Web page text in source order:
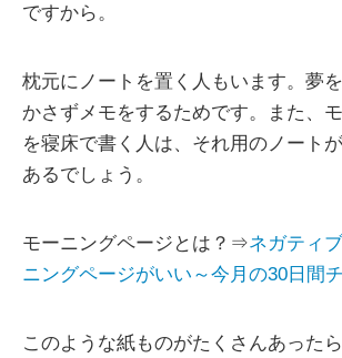
ですから。
枕元にノートを置く人もいます。夢
かさずメモをするためです。また、
を寝床で書く人は、それ用のノート
あるでしょう。
モーニングページとは？⇒ネガティ
ニングページがいい～今月の30日間
このような紙ものがたくさんあった